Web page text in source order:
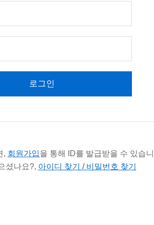
로그인
, 회원가입을 통해 ID를 발급받을 수 있습
셨나요?, 아이디 찾기 / 비밀번호 찾기